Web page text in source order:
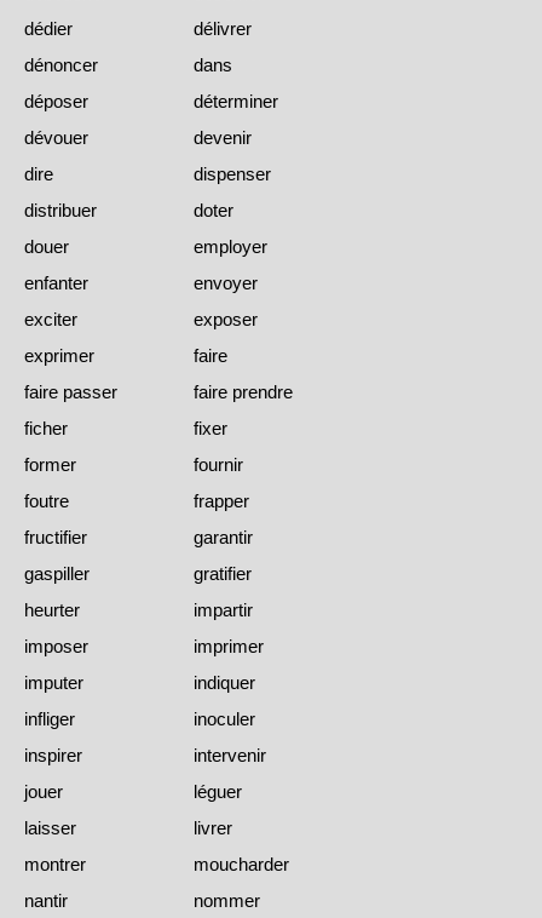
dédier
délivrer
dénoncer
dans
déposer
déterminer
dévouer
devenir
dire
dispenser
distribuer
doter
douer
employer
enfanter
envoyer
exciter
exposer
exprimer
faire
faire passer
faire prendre
ficher
fixer
former
fournir
foutre
frapper
fructifier
garantir
gaspiller
gratifier
heurter
impartir
imposer
imprimer
imputer
indiquer
infliger
inoculer
inspirer
intervenir
jouer
léguer
laisser
livrer
montrer
moucharder
nantir
nommer